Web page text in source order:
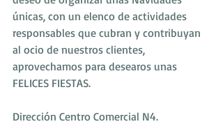
únicas, con un elenco de actividades
responsables que cubran y contribuyan
al ocio de nuestros clientes,
aprovechamos para desearos unas
FELICES FIESTAS.
Dirección Centro Comercial N4.